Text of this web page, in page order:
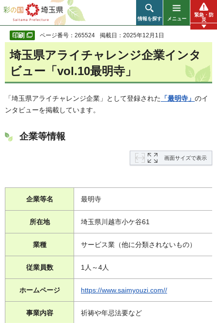
彩の国 埼玉県
情報を探す メニュー
緊急・防
災
ページ番号：265524 掲載日：2025年12月1日
埼玉県アライチャレンジ企業インタ
ビュー「vol.10最明寺」
「埼玉県アライチャレンジ企業」として登録された 「最明寺」 のイ
ンタビューを掲載しています。
企業等情報
画面サイズで表示
企業等名 最明寺
所在地 埼玉県川越市小ケ谷61
業種 サービス業（他に分類されないもの）
従業員数 1人～4人
ホームページ https://www.saimyouzi.com//
事業内容 祈祷や年忌法要など